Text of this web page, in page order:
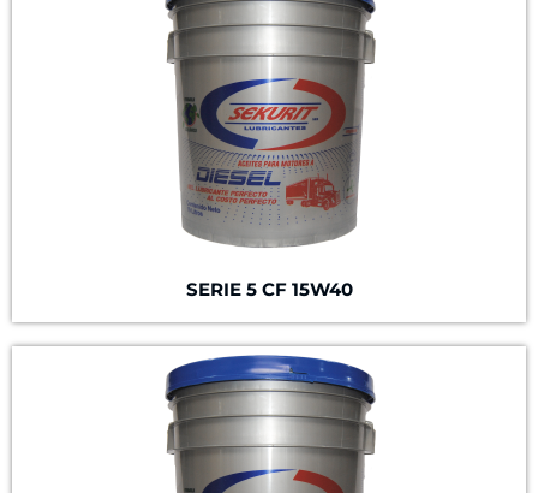
SERIE 5CF 15W40